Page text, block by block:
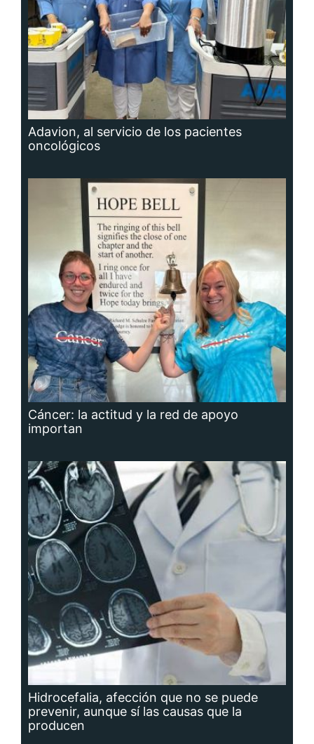
Adavion, al servicio de los pacientes
oncológicos
Cáncer: la actitud y la red de apoyo
importan
Hidrocefalia, afección que no se puede
prevenir, aunque sí las causas que la
producen